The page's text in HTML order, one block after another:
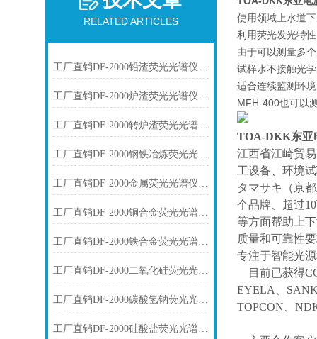
RELATED ARTICLES
工厂直销DF-2000铅渣荧光光谱仪技术参数
工厂直销DF-2000炉渣荧光光谱仪技术参数
工厂直销DF-2000转炉渣荧光光谱仪技术参数
工厂直销DF-2000钢铁冶炼荧光光谱仪技术参数
工厂直销DF-2000金属荧光光谱仪技术参数
工厂直销DF-2000铜合金荧光光谱仪技术参数
工厂直销DF-2000铁合金荧光光谱仪技术参数
工厂直销DF-2000二氧化硅荧光光谱仪技术参数
工厂直销DF-2000碳酸氢钠荧光光谱仪技术参数
工厂直销DF-2000硅酸盐荧光光谱仪技术参数
使用领域上水道
利用荧光发光特
由于可以测量多
试样水不接触光
适合连续监测环
MFH-400也可以
TOA-DKK东亚
江西省江崎贸
工设备、环境
タマサキ（京
个品牌、超过
等方面帮助上
质量和可靠性
专注于智能光
目前已获得
EYELA、
TOPCON、